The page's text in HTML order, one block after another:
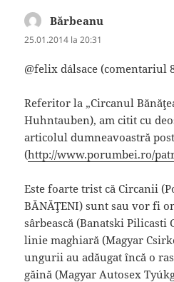
Bărbeanu
25.01.2014 la 20:31
@felix d´alsace (comentariul
Referitor la „Circanul
Huhntauben), am citit cu
articolul dumneavoastră
(http://www.porumbei.ro/
Este foarte trist că Circanii
BĂNĂŢENI) sunt sau vor fi
sârbească (Banatski Pilicasti
linie maghiară (Magyar
ungurii au adăugat încă o
găină (Magyar Autosex